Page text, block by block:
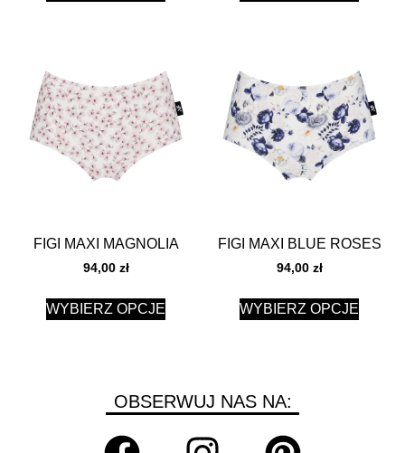
FIGI MAXI MAGNOLIA
94,00 zł
WYBIERZ OPCJE
FIGI MAXI BLUE ROSES
94,00 zł
WYBIERZ OPCJE
OBSERWUJ NAS NA: